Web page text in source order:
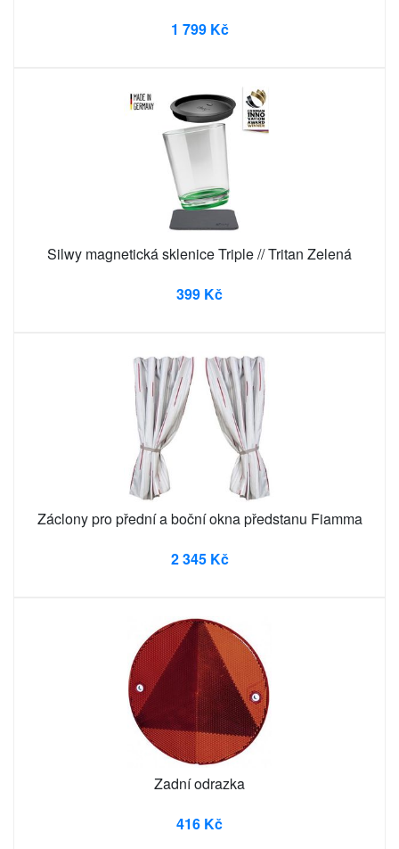
1 799 Kč
Silwy magnetická sklenice Triple // Tritan Zelená
399 Kč
Záclony pro přední a boční okna předstanu Fiamma
2 345 Kč
Zadní odrazka
416 Kč